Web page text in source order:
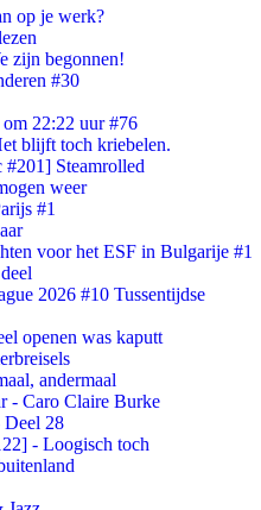
op je werk?
zijn begonnen!
#30
22:22 uur #76
blijft toch kriebelen.
Steamrolled
weer
#1
voor het ESF in Bulgarije #1
2026 #10 Tussentijdse
openen was kaputt
andermaal
- Caro Claire Burke
Deel 28
- Loogisch toch